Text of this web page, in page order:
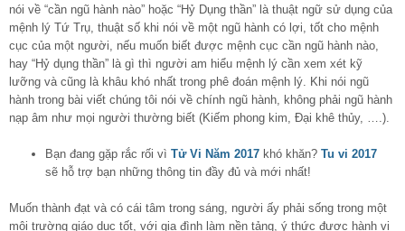
nói về “cần ngũ hành nào” hoặc “Hỷ Dụng thần” là thuật ngữ sử dụng của
mệnh lý Tứ Trụ, thuật số khi nói về một ngũ hành có lợi, tốt cho mệnh
cục của một người, nếu muốn biết được mệnh cục cần ngũ hành nào,
hay “Hỷ dụng thần” là gì thì người am hiểu mệnh lý cần xem xét kỹ
lưỡng và cũng là khâu khó nhất trong phê đoán mệnh lý. Khi nói ngũ
hành trong bài viết chúng tôi nói về chính ngũ hành, không phải ngũ hành
nạp âm như mọi người thường biết (Kiếm phong kim, Đại khê thủy, ….).
Bạn đang gặp rắc rối vì Tử Vi Năm 2017 khó khăn? Tu vi 2017
sẽ hỗ trợ bạn những thông tin đầy đủ và mới nhất!
Muốn thành đạt và có cái tâm trong sáng, người ấy phải sống trong một
môi trường giáo dục tốt, với gia đình làm nền tảng, ý thức được hành vi